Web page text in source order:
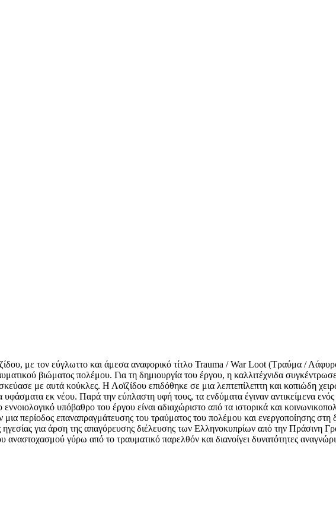
με τον εύγλωττο και άμεσα αναφορικό τίτλο Trauma / War Loot (Τραύμα /
βιώματος πολέμου. Για τη δημιουργία του έργου, η καλλιτέχνιδα
με αυτά κούκλες. Η Λοϊζίδου επιδόθηκε σε μια λεπτεπίλεπτη και κοπιώδη
υφάσματα εκ νέου. Παρά την εύπλαστη υφή τους, τα ενδύματα έγιναν αντικείμενα
υπόβαθρο του έργου είναι αδιαχώριστο από τα ιστορικά και
περίοδος επαναπραγμάτευσης του τραύματος του πολέμου και ενεργοποίησης
για άρση της απαγόρευσης διέλευσης των Ελληνοκυπρίων από την Πράσινη
αναστοχασμού γύρω από το τραυματικό παρελθόν και διανοίγει δυνατότητες